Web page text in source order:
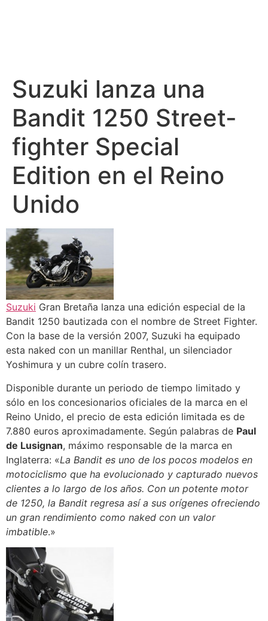
Suzuki lanza una
Bandit 1250 Street-
fighter Special
Edition en el Reino
Unido
Suzuki Gran Bretaña lanza una edición especial de la
Bandit 1250 bautizada con el nombre de Street Fighter.
Con la base de la versión 2007, Suzuki ha equipado
esta naked con un manillar Renthal, un silenciador
Yoshimura y un cubre colín trasero.
Disponible durante un periodo de tiempo limitado y
sólo en los concesionarios oficiales de la marca en el
Reino Unido, el precio de esta edición limitada es de
7.880 euros aproximadamente. Según palabras de Paul
de Lusignan, máximo responsable de la marca en
Inglaterra: «La Bandit es uno de los pocos modelos en
motociclismo que ha evolucionado y capturado nuevos
clientes a lo largo de los años. Con un potente motor
de 1250, la Bandit regresa así a sus orígenes ofreciendo
un gran rendimiento como naked con un valor
imbatible.»